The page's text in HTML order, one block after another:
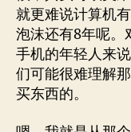
就更难说计算机
泡沫还有8年呢。
手机的年轻人来
们可能很难理解
买东西的。